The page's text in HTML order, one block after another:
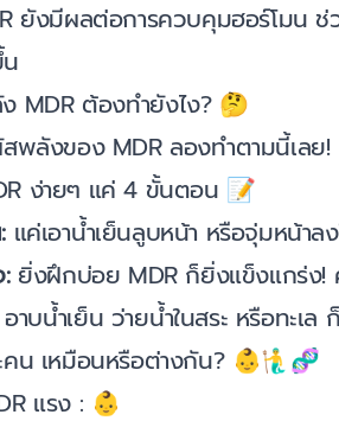
ยังมีผลต่อการควบคุมฮอร์โมน ช่
MDR ต้องทำยังไง? 🤔
พลังของ MDR ลองทำตามนี้เลย!
ง่ายๆ แค่ 4 ขั้นตอน 📝
แค่เอาน้ำเย็นลูบหน้า หรือจุ่มหน้าล
ยิ่งฝึกบ่อย MDR ก็ยิ่งแข็งแกร่ง!
าบน้ำเย็น ว่ายน้ำในสระ หรือทะเล
คน เหมือนหรือต่างกัน? 👶🧜‍♂️🧬
แรง : 👶